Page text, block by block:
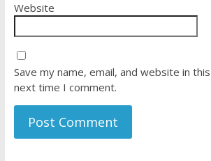
Website
Save my name, email, and website in
next time I comment.